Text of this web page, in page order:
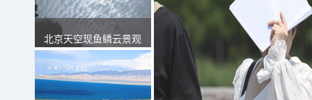
北京天空现鱼鳞云景观